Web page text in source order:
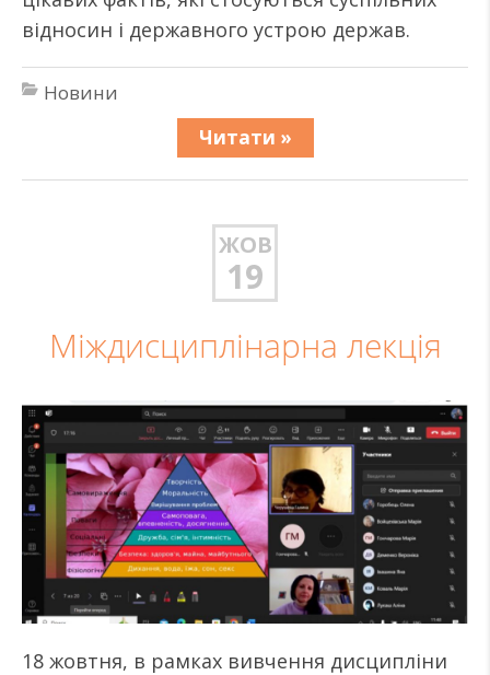
відносин і державного устрою держав.
Новини
Читати »
ЖОВ
19
Міждисциплінарна лекція
18 жовтня, в рамках вивчення дисципліни